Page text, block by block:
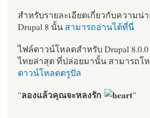
สำหรับรายละเอียดเกี่ยวกับความน่
Drupal 8 นั้น สามารถอ่านได้ที่นี่
ไฟล์ดาวน์โหลดสำหรับ Drupal
ไทยล่าสุด ที่ปล่อยมานั้น สามารถโ
ดาวน์โหลดดรูปัล
"ลองแล้วคุณจะหลงรัก "